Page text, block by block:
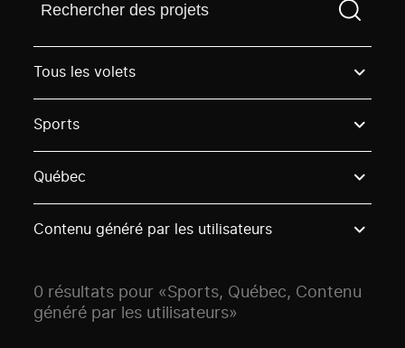
Trouvez un projetVous devez saisir un terme de
Tous les volets
Sports
Québec
Contenu généré par les utilisateurs
0 résultats pour «Sports, Québec, Contenu
généré par les utilisateurs»